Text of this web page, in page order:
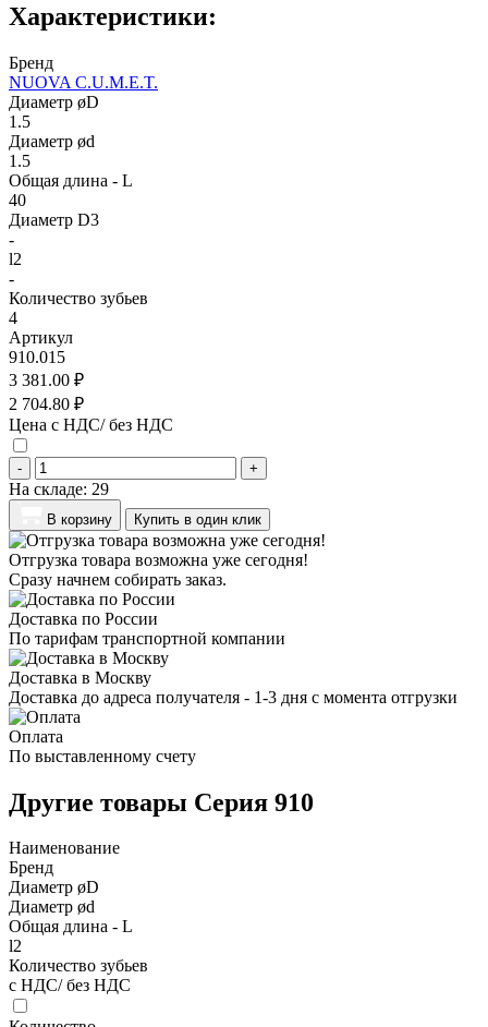
Характеристики:
Бренд
NUOVA C.U.M.E.T.
Диаметр øD
1.5
Диаметр ød
1.5
Общая длина - L
40
Диаметр D3
-
l2
-
Количество зубьев
4
Артикул
910.015
3 381.00 ₽
2 704.80 ₽
Цена с НДС/ без НДС
- +
На складе: 29
В корзину Купить в один клик
Отгрузка товара возможна уже сегодня!
Сразу начнем собирать заказ.
Доставка по России
По тарифам транспортной компании
Доставка в Москву
Доставка до адреса получателя - 1-3 дня с момента отгрузки
Оплата
По выставленному счету
Другие товары Серия 910
Наименование
Бренд
Диаметр øD
Диаметр ød
Общая длина - L
l2
Количество зубьев
с НДС/ без НДС